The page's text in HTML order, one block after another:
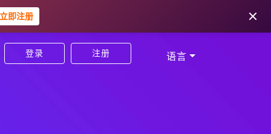
立即注册
登录 注册 语言